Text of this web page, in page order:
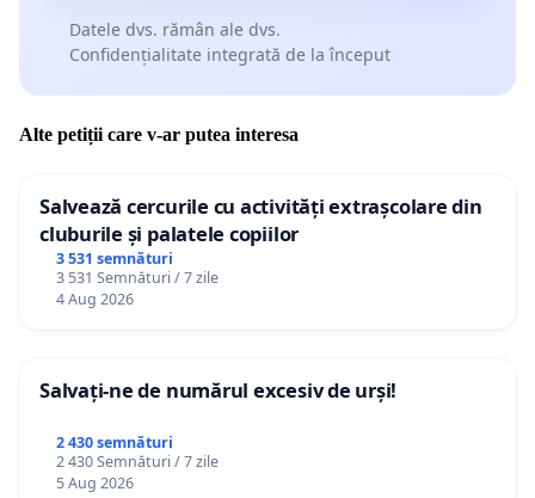
Datele dvs. rămân ale dvs.
Confidențialitate integrată de la început
Alte petiții care v-ar putea interesa
Salvează cercurile cu activități extrașcolare din
cluburile și palatele copiilor
3 531 semnături
3 531 Semnături / 7 zile
4 Aug 2026
Salvați-ne de numărul excesiv de urși!
2 430 semnături
2 430 Semnături / 7 zile
5 Aug 2026